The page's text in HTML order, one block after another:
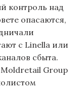
контроль над
опасаются,
с Linella или
сбыта.
Moldretail Group